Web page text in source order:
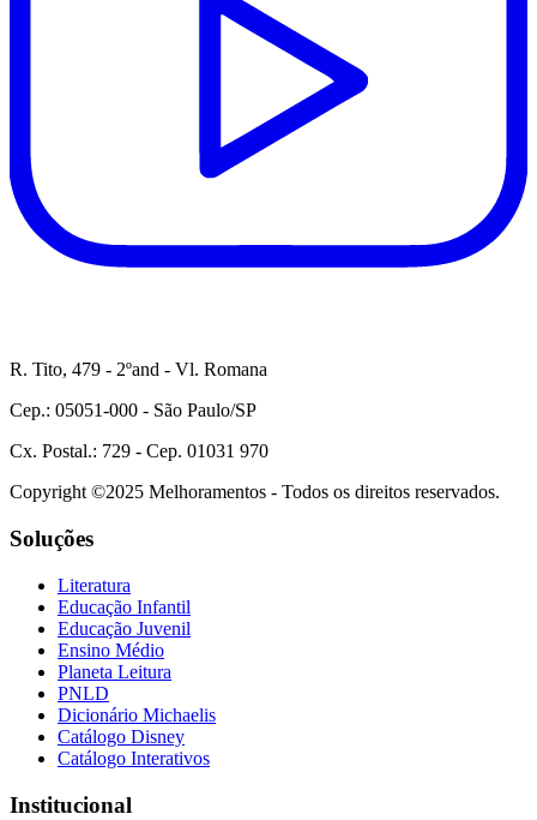
R. Tito, 479 - 2ºand - Vl. Romana
Cep.: 05051-000 - São Paulo/SP
Cx. Postal.: 729 - Cep. 01031 970
Copyright ©2025 Melhoramentos - Todos os direitos reservados.
Soluções
Literatura
Educação Infantil
Educação Juvenil
Ensino Médio
Planeta Leitura
PNLD
Dicionário Michaelis
Catálogo Disney
Catálogo Interativos
Institucional